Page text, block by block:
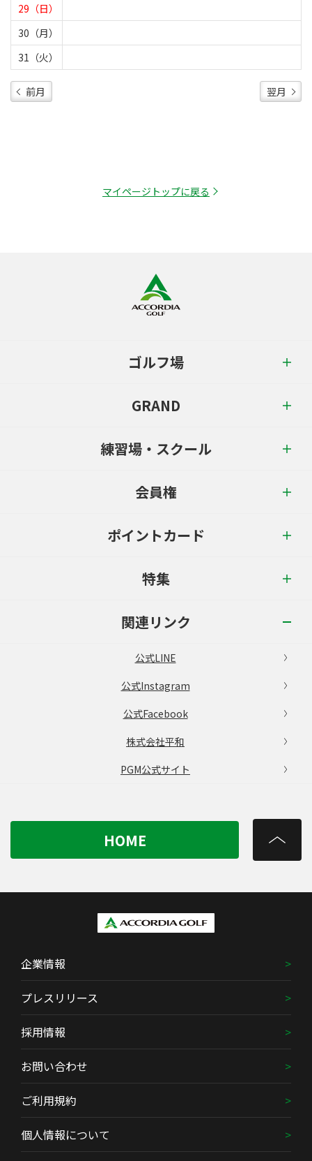
29（日）
30（月）
31（火）
前月 翌月
マイページトップに戻る
ゴルフ場
GRAND
練習場・スクール
会員権
ポイントカード
特集
関連リンク
公式LINE
公式Instagram
公式Facebook
株式会社平和
PGM公式サイト
HOME
企業情報
プレスリリース
採用情報
お問い合わせ
ご利用規約
個人情報について